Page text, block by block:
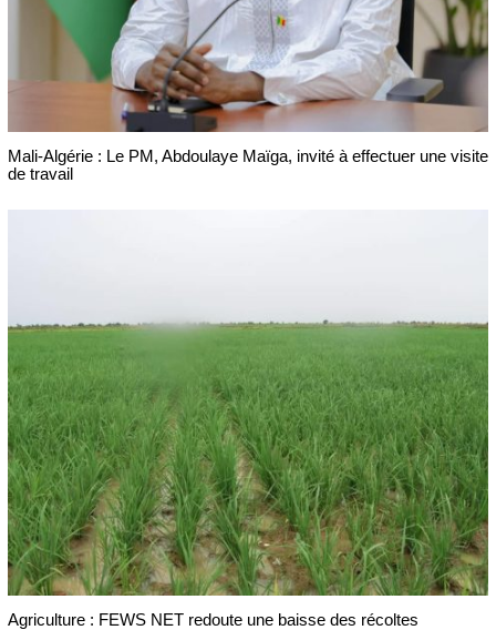
Mali-Algérie : Le PM, Abdoulaye Maïga, invité à effectuer une visite
de travail
Agriculture : FEWS NET redoute une baisse des récoltes